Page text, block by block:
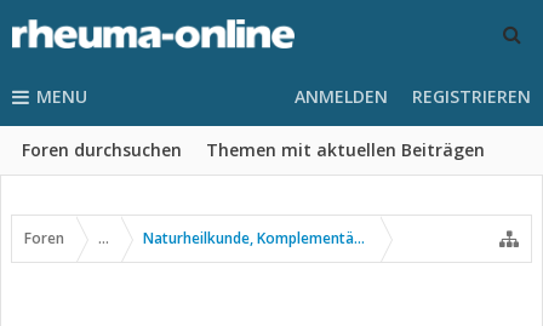
MENU
Foren durchsuchen Themen mit aktuellen Beiträgen
ANMELDEN REGISTRIEREN
Foren ... Naturheilkunde, Komplementär- u. Alternativmedizin